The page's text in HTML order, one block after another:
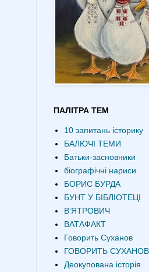
ПАЛІТРА ТЕМ
10 запитань історику
БАЛЮЧІ ТЕМИ
Батьки-засновники
біографічні нариси
БОРИС БУРДА
БУНТ У БІБЛІОТЕЦІ
В‘ЯТРОВИЧ
ВАТАФАКТ
Говорить Суханов
ГОВОРИТЬ СУХАНОВ
Деокупована історія